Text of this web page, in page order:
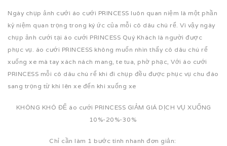
Ngày chụp ảnh cưới áo cưới PRINCESS luôn quan niệm là một phần
kỷ niệm quan trọng trong ký ức của mỗi cô dâu chú rể. Vì vậy ngày
chụp ảnh cưới tại áo cưới PRINCESS Quý Khách là người được
phục vụ. áo cưới PRINCESS không muốn nhìn thấy cô dâu chú rể
xuống xe mà tay xách nách mang, te tua, phờ phạc, Với áo cưới
PRINCESS mỗi cô dâu chú rể khi đi chụp đều được phục vụ chu đáo
sang trọng từ khi lên xe đến khi xuống xe
KHÔNG KHÓ ĐỂ áo cưới PRINCESS GIẢM GIÁ DỊCH VỤ XUỐNG
10%-20%-30%
Chỉ cần làm 1 bước tính nhanh đơn giản: